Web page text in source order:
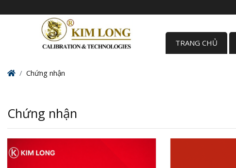
TRANG CHỦ
HomeChứng nhận
Chứng nhận